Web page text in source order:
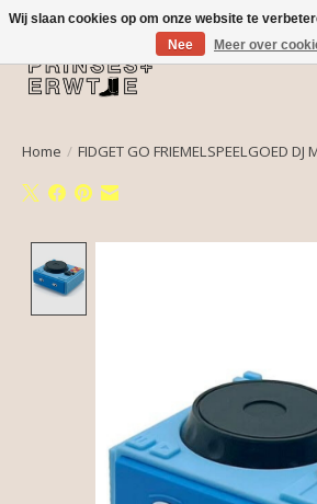
Home / FIDGET GO FRIEMELSPEELGOED DJ
Wij slaan cookies op om onze website te
Nee
Meer over